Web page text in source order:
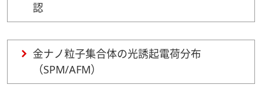
認
金ナノ粒子集合体の光誘起電荷分布
（SPM/AFM）